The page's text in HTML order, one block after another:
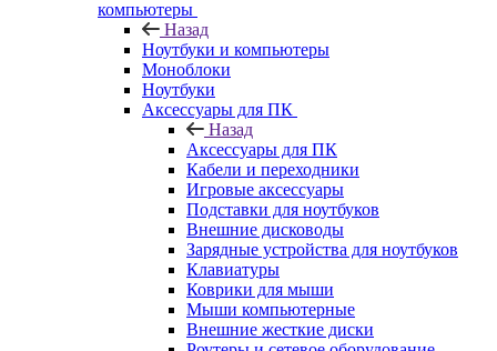
компьютеры
Назад
Ноутбуки и компьютеры
Моноблоки
Ноутбуки
Аксессуары для ПК
Назад
Аксессуары для ПК
Кабели и переходники
Игровые аксессуары
Подставки для ноутбуков
Внешние дисководы
Зарядные устройства для ноутбуков
Клавиатуры
Коврики для мыши
Мыши компьютерные
Внешние жесткие диски